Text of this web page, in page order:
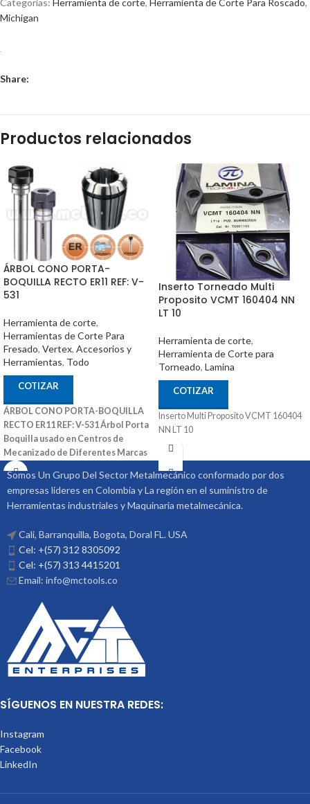
Categorías: Herramienta de corte, Herramienta de Corte Para Roscado,
Michigan
Share:
Productos relacionados
ÁRBOL CONO PORTA-
BOQUILLA RECTO ER11 REF: V-
531
Herramienta de corte,
Herramientas de Corte Para
Fresado, Vertex, Accesorios y
Herramientas, Todo
COTIZAR
ÁRBOL CONO PORTA-BOQUILLA
RECTO ER11 REF: V-531Árbol Porta
Boquilla usado en Centros de
Mecanizado de Diferentes Marcas
También Puede Ser Utilizado en
Fresadoras Convencionales y Otras
Maquinas ConvencionalesRef: V-
531 Medidas (DxL): 16X100 Código:
Inserto Torneado Multi
Proposito VCMT 160404 NN
LT 10
Herramienta de corte,
Herramienta de Corte para
Torneado, Lamina
COTIZAR
Inserto Multi Proposito VCMT 160404
NN LT 10
Somos Un Grupo Del Sector Metalmecánico conformado por dos
empresas lideres en Colombia y La región en el suministro de
Herramientas industriales y Maquinaria metalmecánica.
Cali, Barranquilla, Bogota, Doral FL. USA
Cel: +(57) 312 8305092
Cel: +(57) 313 4415201
Email: info@mctools.co
SÍGUENOS EN NUESTRA REDES:
Instagram
Facebook
LinkedIn